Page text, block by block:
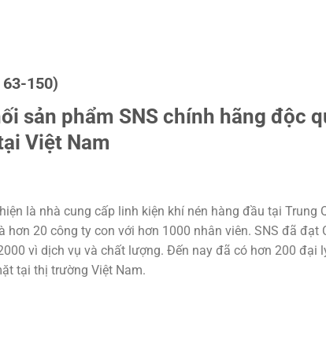
150)
sản phẩm SNS chính hãng độc
Việt Nam
là nhà cung cấp linh kiện khí nén hàng đầu tại Trung
hơn 20 công ty con với hơn 1000 nhân viên. SNS đã đạt
vì dịch vụ và chất lượng. Đến nay đã có hơn 200 đại
tại thị trường Việt Nam.